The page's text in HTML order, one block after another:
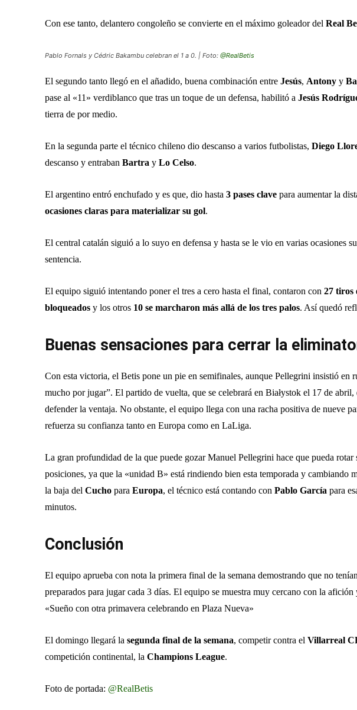
Con ese tanto, delantero congoleño se convierte en el máximo goleador del Real
Pablo Fornals y Cédric Bakambu celebran el 1 a 0. | Foto: @RealBetis
El segundo tanto llegó en el añadido, buena combinación entre Jesús, Antony y
pase al «11» verdiblanco que tras un toque de un defensa, habilitó a Jesús
tierra de por medio.
En la segunda parte el técnico chileno dio descanso a varios futbolistas, Diego
descanso y entraban Bartra y Lo Celso.
El argentino entró enchufado y es que, dio hasta 3 pases clave para aumentar la
ocasiones claras para materializar su gol.
El central catalán siguió a lo suyo en defensa y hasta se le vio en varias ocasiones
sentencia.
El equipo siguió intentando poner el tres a cero hasta el final, contaron con 27 tiros
bloqueados y los otros 10 se marcharon más allá de los tres palos. Así quedó
Buenas sensaciones para cerrar la
Con esta victoria, el Betis pone un pie en semifinales, aunque Pellegrini insistió en
mucho por jugar”. El partido de vuelta, que se celebrará en Białystok el 17 de
defender la ventaja. No obstante, el equipo llega con una racha positiva de nueve
refuerza su confianza tanto en Europa como en LaLiga.
La gran profundidad de la que puede gozar Manuel Pellegrini hace que pueda
posiciones, ya que la «unidad B» está rindiendo bien esta temporada y cambiando
la baja del Cucho para Europa, el técnico está contando con Pablo García para
minutos.
Conclusión
El equipo aprueba con nota la primera final de la semana demostrando que no
preparados para jugar cada 3 días. El equipo se muestra muy cercano con la
«Sueño con otra primavera celebrando en Plaza Nueva»
El domingo llegará la segunda final de la semana, competir contra el Villarreal
competición continental, la Champions League.
Foto de portada: @RealBetis